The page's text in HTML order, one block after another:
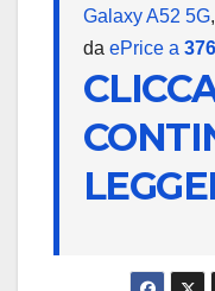
Galaxy A52 5G
da ePrice a